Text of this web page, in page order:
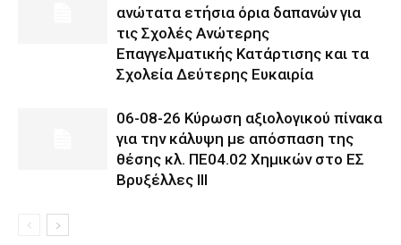
ανώτατα ετήσια όρια δαπανών για
τις Σχολές Ανώτερης
Επαγγελματικής Κατάρτισης και τα
Σχολεία Δεύτερης Ευκαιρία
06-08-26 Κύρωση αξιολογικού πίνακα
για την κάλυψη με απόσπαση της
θέσης κλ. ΠΕ04.02 Χημικών στο ΕΣ
Βρυξέλλες ΙΙΙ